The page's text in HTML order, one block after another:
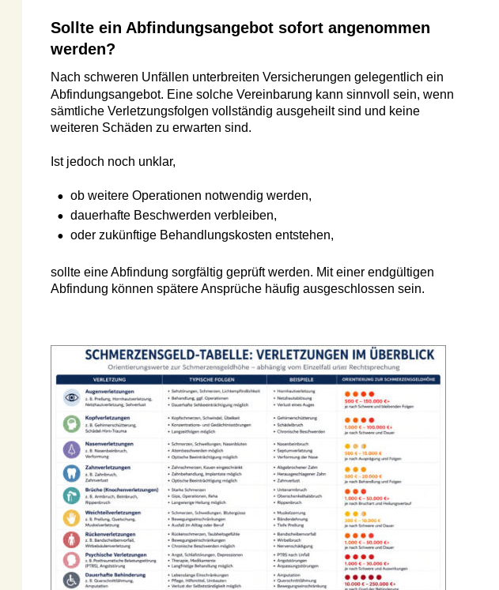
Sollte ein Abfindungsangebot sofort angenommen
werden?
Nach schweren Unfällen unterbreiten Versicherungen gelegentlich ein
Abfindungsangebot. Eine solche Vereinbarung kann sinnvoll sein, wenn
sämtliche Verletzungsfolgen vollständig ausgeheilt sind und keine
weiteren Schäden zu erwarten sind.
Ist jedoch noch unklar,
ob weitere Operationen notwendig werden,
dauerhafte Beschwerden verbleiben,
oder zukünftige Behandlungskosten entstehen,
sollte eine Abfindung sorgfältig geprüft werden. Mit einer endgültigen
Abfindung können spätere Ansprüche häufig ausgeschlossen sein.